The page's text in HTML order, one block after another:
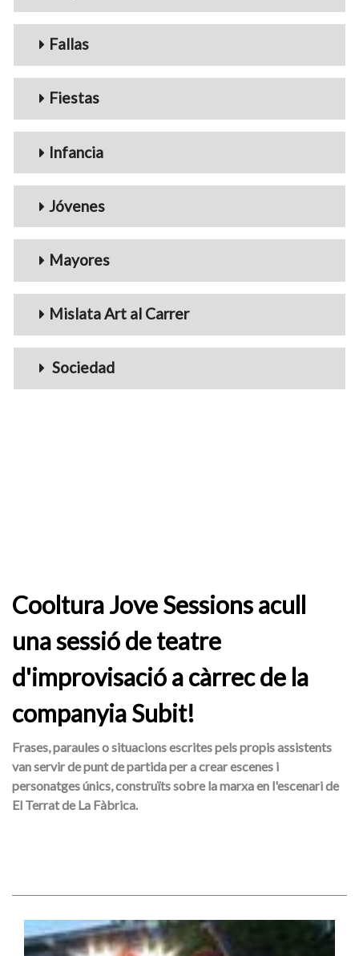
Fallas
Fiestas
Infancia
Jóvenes
Mayores
Mislata Art al Carrer
Sociedad
Cooltura Jove Sessions acull
una sessió de teatre
d'improvisació a càrrec de la
companyia Subit!
Frases, paraules o situacions escrites pels propis assistents
van servir de punt de partida per a crear escenes i
personatges únics, construïts sobre la marxa en l'escenari de
El Terrat de La Fàbrica.